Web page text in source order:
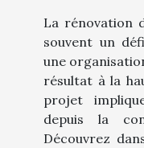
La rénovation
souvent un
une
résultat à la
projet
depuis la
Découvrez